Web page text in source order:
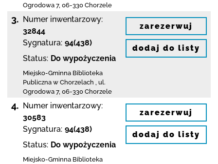
Ogrodowa 7, 06-330 Chorzele
3. Numer inwentarzowy:
32844
Sygnatura: 94(438)
Status: Do wypożyczenia
Miejsko-Gminna Biblioteka
Publiczna w Chorzelach
ul.
Ogrodowa 7, 06-330 Chorzele
zarezerwuj
dodaj do listy
4. Numer inwentarzowy:
30583
Sygnatura: 94(438)
Status: Do wypożyczenia
Miejsko-Gminna Biblioteka
zarezerwuj
dodaj do listy